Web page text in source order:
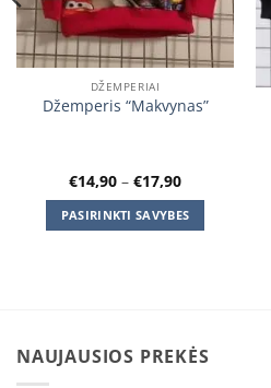
DŽEMPERIAI
Džemperis “Makvynas”
€14,90 – €17,90Price
€14,90
through
€17,90
PASIRINKTI SAVYBES
The
NAUJAUSIOS PREKĖS